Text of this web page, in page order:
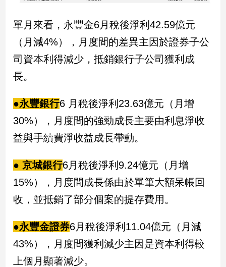
娛
樂
娛
樂
星
流
行/
尚
星
生
建
築/
室
單月來看，永豐金6月稅後淨利42.59億元
（月減4%），月度間的差異主因於證券子公
司資本利得減少，抵銷銀行子公司獲利成
長。
●永豐銀行6 月稅後淨利23.63億元（月增
30%），月度間的強勁成長主要由利息淨收
益與手續費淨收益成長帶動。
● 京城銀行6月稅後淨利9.24億元（月增
15%），月度間成長係由於單筆大額呆帳回
收，並抵銷了部分個案的提存費用。
●永豐金證券6月稅後淨利11.04億元（月減
43%），月度間獲利減少主因是資本利得較
上個月顯著減少。